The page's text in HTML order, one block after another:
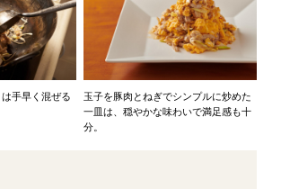
手早く混ぜる
玉子を豚肉とねぎでシンプルに炒めた
一皿は、穏やかな味わいで満足感も十
分。